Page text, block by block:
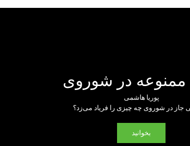
ممنوعه در شوروی
پوریا هاشمی
جاز در شوروی چه چیزی را فریاد می‌زد؟
بخوانید